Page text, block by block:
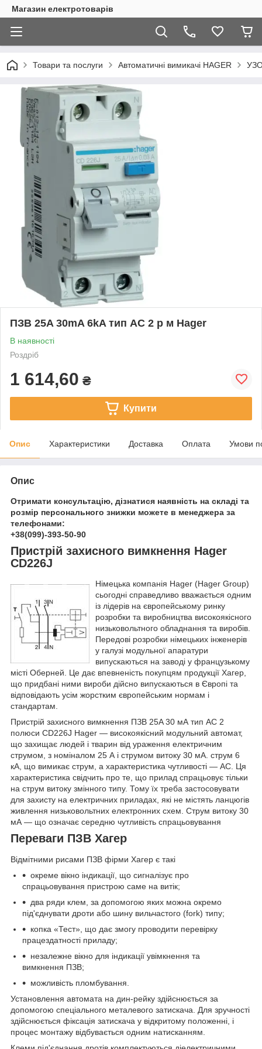
Магазин електротоварів
Товари та послуги Автоматичні вимикачі HAGER
ПЗВ 25A 30mA 6kA тип AC 2 р м Hager
В наявності
Роздріб
1 614,60 ₴
Купити
Опис Характеристики Доставка Оплата Умови
Опис
Отримати консультацію, дізнатися наявність на складі та
розмір персонального знижки можете в менеджера за
телефонами:
+38(099)-393-50-90
Пристрій захисного вимкнення Hager
CD226J
Німецька компанія Hager (Hager Group)
сьогодні справедливо вважається одним
із лідерів на європейському ринку
розробки та виробництва високоякісного
низьковольтного обладнання та виробів.
Передові розробки німецьких інженерів
у галузі модульної апаратури
випускаються на заводі у французькому
місті Оберней. Це дає впевненість покупцям продукції Хагер,
що придбані ними вироби дійсно випускаються в Європі та
відповідають усім жорстким європейським нормам і
стандартам.
Пристрій захисного вимкнення ПЗВ 25A 30 мА тип AC 2
полюси CD226J Hager — високоякісний модульний автомат,
що захищає людей і тварин від ураження електричним
струмом, з номіналом 25 А і струмом витоку 30 мА. струм 6
кА, що вимикає струм, а характеристика чутливості — AC. Ця
характеристика свідчить про те, що прилад спрацьовує тільки
на струм витоку змінного типу. Тому їх треба застосовувати
для захисту на електричних приладах, які не містять ланцюгів
живлення низьковольтних електронних схем. Струм витоку 30
мА — що означає середню чутливість спрацьовування
Переваги ПЗВ Хагер
Відмітними рисами ПЗВ фірми Хагер є такі
окреме вікно індикації, що сигналізує про
спрацьовування пристрою саме на витік;
два ряди клем, за допомогою яких можна окремо
під'єднувати дроти або шину вильчастого (fork) типу;
копка «Тест», що дає змогу проводити перевірку
працездатності приладу;
незалежне вікно для індикації увімкнення та
вимкнення ПЗВ;
можливість пломбування.
Установлення автомата на дин-рейку здійснюється за
допомогою спеціального металевого затискача. Для зручності
здійснюється фіксація затискача у відкритому положенні, і
процес монтажу відбувається одним натисканням.